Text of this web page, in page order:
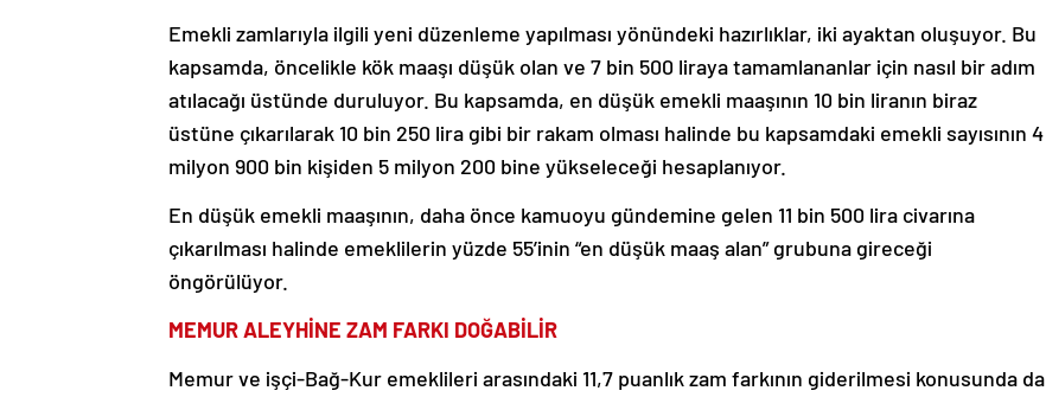
Emekli zamlarıyla ilgili yeni düzenleme yapılması yönündeki hazırlıklar, iki ayaktan oluşuyor. Bu
kapsamda, öncelikle kök maaşı düşük olan ve 7 bin 500 liraya tamamlananlar için nasıl bir adım
atılacağı üstünde duruluyor. Bu kapsamda, en düşük emekli maaşının 10 bin liranın biraz
üstüne çıkarılarak 10 bin 250 lira gibi bir rakam olması halinde bu kapsamdaki emekli sayısının 4
milyon 900 bin kişiden 5 milyon 200 bine yükseleceği hesaplanıyor.
En düşük emekli maaşının, daha önce kamuoyu gündemine gelen 11 bin 500 lira civarına
çıkarılması halinde emeklilerin yüzde 55’inin “en düşük maaş alan” grubuna gireceği
öngörülüyor.
MEMUR ALEYHİNE ZAM FARKI DOĞABİLİR
Memur ve işçi-Bağ-Kur emeklileri arasındaki 11,7 puanlık zam farkının giderilmesi konusunda da